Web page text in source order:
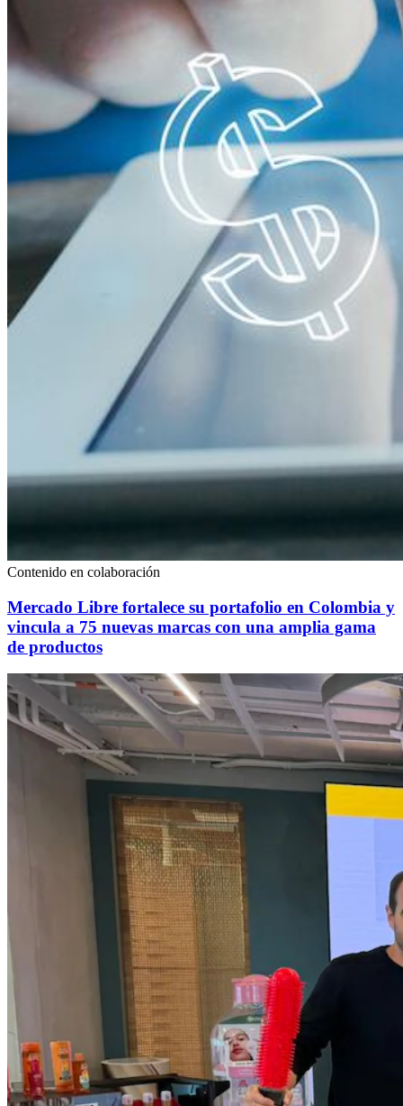
Contenido en colaboración
Mercado Libre fortalece su portafolio en Colombia y
vincula a 75 nuevas marcas con una amplia gama
de productos